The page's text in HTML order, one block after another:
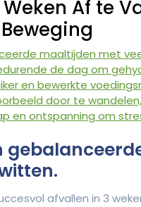
Af te
maaltijden met
de dag om
en bewerkte
door te
en ontspanning om
afvallen in 3